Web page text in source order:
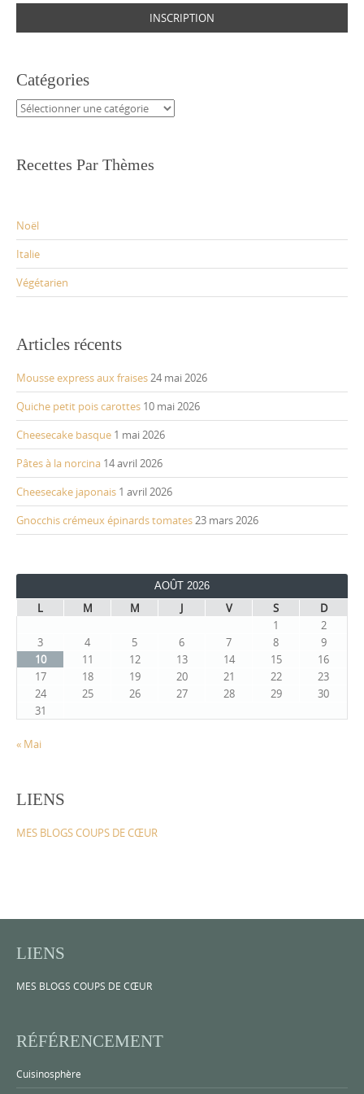
Catégories
Catégories
Recettes Par Thèmes
Noël
Italie
Végétarien
Articles récents
Mousse express aux fraises24 mai 2026
Quiche petit pois carottes 10 mai 2026
Cheesecake basque 1 mai 2026
Pâtes à la norcina 14 avril 2026
Cheesecake japonais 1 avril 2026
Gnocchis crémeux épinards tomates23 mars 2026
AOÛT 2026
L M M J V S
D
1
2
3
4 5 6 7 8
9
10
11 12 13 14 15
16
17
18 19 20 21 22
23
24
25 26 27 28 29
30
31
« Mai
LIENS
MES BLOGS COUPS DE CŒUR
LIENS
MES BLOGS COUPS DE CŒUR
RÉFÉRENCEMENT
Cuisinosphère